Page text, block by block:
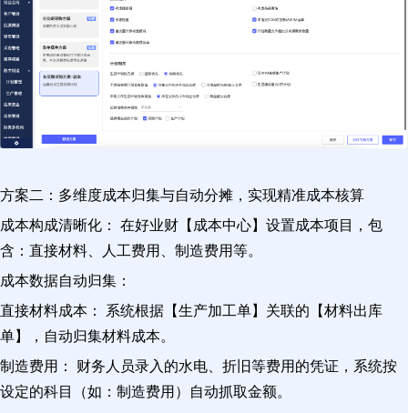
方案二：多维度成本归集与自动分摊，实现精准成本核算
成本构成清晰化： 在好业财【成本中心】设置成本项目，包
含：直接材料、人工费用、制造费用等。
成本数据自动归集：
直接材料成本： 系统根据【生产加工单】关联的【材料出库
单】，自动归集材料成本。
制造费用： 财务人员录入的水电、折旧等费用的凭证，系统按
设定的科目（如：制造费用）自动抓取金额。